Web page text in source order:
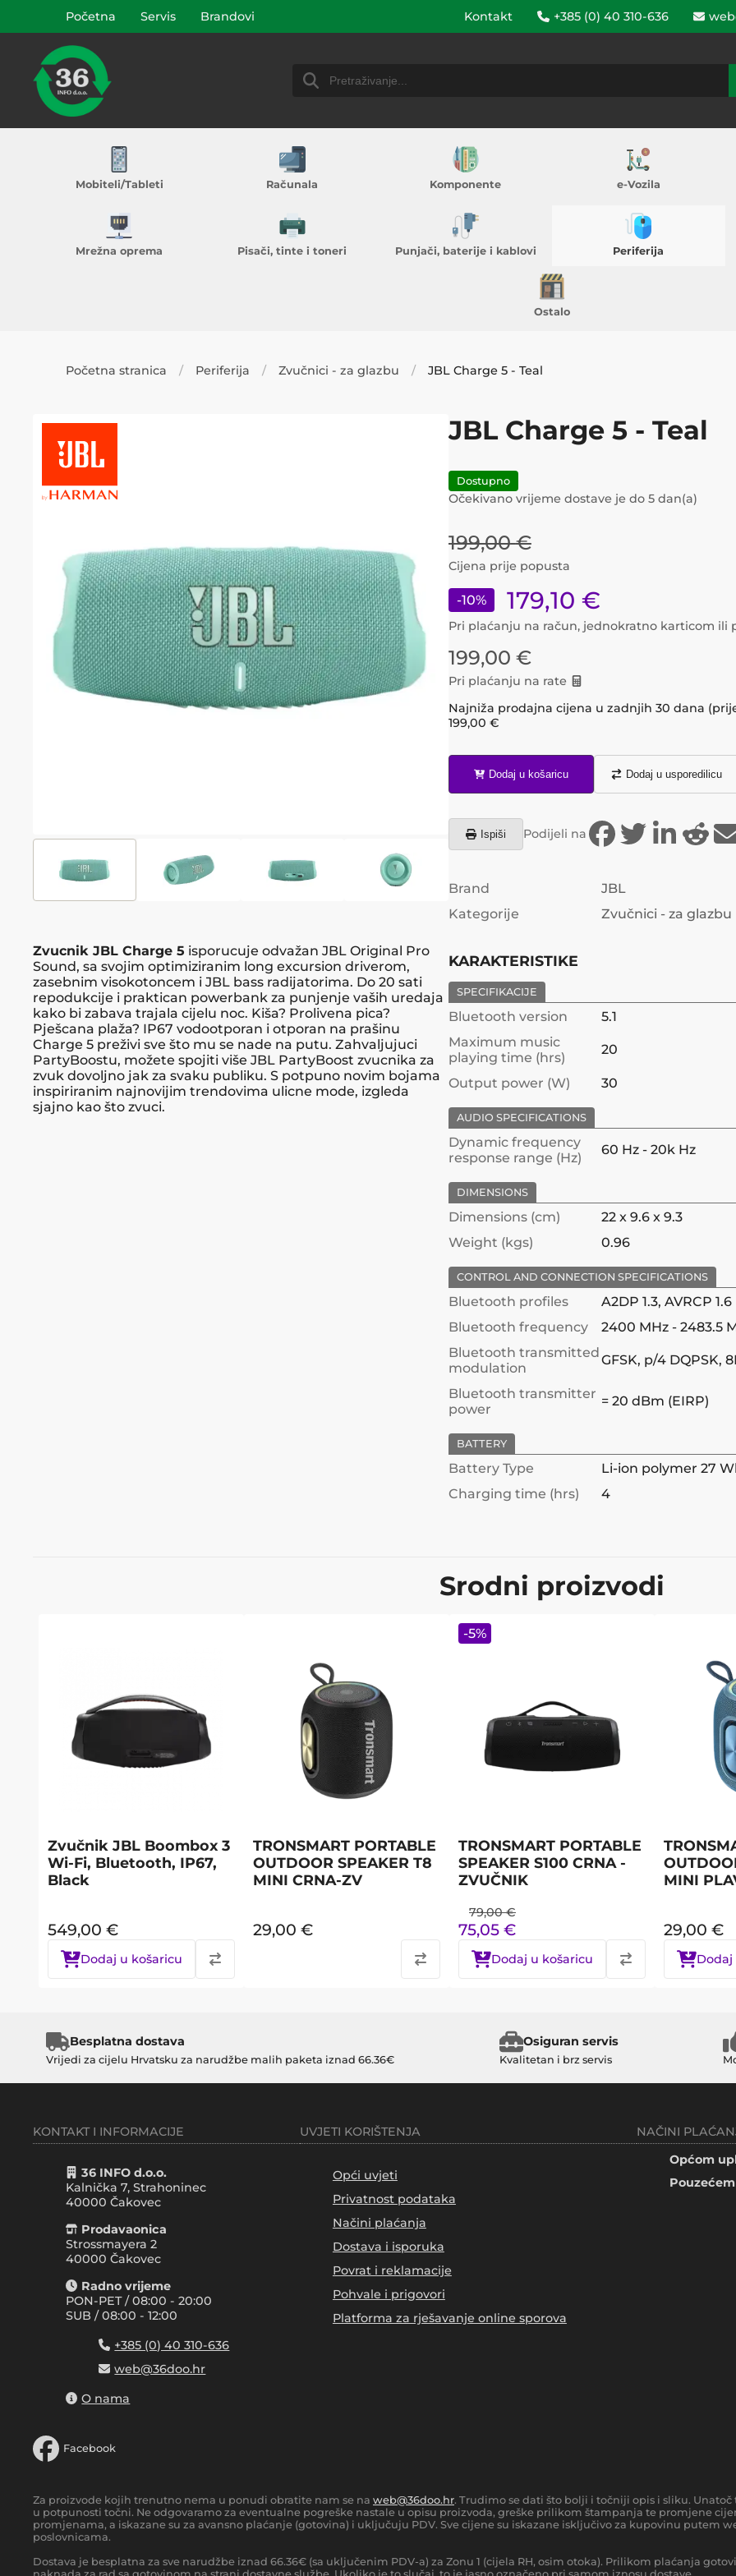
Početna Servis Brandovi Kontakt +385 (0) 40 310-636
Mobiteli/Tableti Računala Komponente e-Vozila
Mrežna oprema Pisači, tinte i toneri Punjači, baterije i kablovi Periferija
Ostalo
Početna stranica Periferija Zvučnici - za glazbu JBL Charge 5 - Teal
Zvucnik JBL Charge 5 isporucuje odvažan JBL Original Pro
Sound, sa svojim optimiziranim long excursion driverom,
zasebnim visokotoncem i JBL bass radijatorima. Do 20 sati
repodukcije i praktican powerbank za punjenje vaših uredaja
kako bi zabava trajala cijelu noc. Kiša? Prolivena pica?
Pješcana plaža? IP67 vodootporan i otporan na prašinu
Charge 5 preživi sve što mu se nade na putu. Zahvaljujuci
PartyBoostu, možete spojiti više JBL PartyBoost zvucnika za
zvuk dovoljno jak za svaku publiku. S potpuno novim bojama
inspiriranim najnovijim trendovima ulicne mode, izgleda
sjajno kao što zvuci.
JBL Charge 5 - Teal
Dostupno
Očekivano vrijeme dostave je do 5dan(a)
199,00 €
Cijena prije popusta
-10% 179,10 €
Pri plaćanju na račun, jednokratno karticom ili
199,00 €
Pri plaćanju na rate
Najniža prodajna cijena u zadnjih 30 dana
199,00 €
Dodaj u košaricu Dodaj u usporedilicu
Ispiši Podijeli na
Brand
JBL
Kategorije
Zvučnici - za glazbu
KARAKTERISTIKE
SPECIFIKACIJE
Bluetooth version
5.1
Maximum music
playing time (hrs)
20
Output power (W) 30
AUDIO SPECIFICATIONS
Dynamic frequency
response range (Hz)
60 Hz - 20k Hz
DIMENSIONS
Dimensions (cm)
22 x 9.6 x 9.3
Weight (kgs)
0.96
CONTROL AND CONNECTION SPECIFICATIONS
Bluetooth profiles
A2DP 1.3, AVRCP 1.6
Bluetooth frequency
2400 MHz - 2483.5
Bluetooth transmitted
modulation
GFSK, p/4 DQPSK,
Bluetooth transmitter
power
= 20 dBm (EIRP)
BATTERY
Battery Type
Li-ion polymer 27
Charging time (hrs)
4
Srodni proizvodi
Zvučnik JBL Boombox 3
Wi-Fi, Bluetooth, IP67,
Black
549,00 €
Dodaj u košaricu
TRONSMART PORTABLE
OUTDOOR SPEAKER T8
MINI CRNA-ZV
29,00 €
TRONSMART PORTABLE
SPEAKER S100 CRNA -
ZVUČNIK
79,00 €
75,05 €
Dodaj u košaricu
-5%
MINI
29,00 €
Dodaj
Besplatna dostava
Vrijedi za cijelu Hrvatsku za narudžbe malih paketa iznad 66.36€
Osiguran servis
Kvalitetan i brz servis
KONTAKT I INFORMACIJE
36 INFO d.o.o.
Kalnička 7, Strahoninec
40000 Čakovec
Prodavaonica
Strossmayera 2
40000 Čakovec
Radno vrijeme
PON-PET / 08:00 - 20:00
SUB / 08:00 - 12:00
+385 (0) 40 310-636
web@36doo.hr
O nama
Facebook
UVJETI KORIŠTENJA
Opći uvjeti
Privatnost podataka
Načini plaćanja
Dostava i isporuka
Povrat i reklamacije
Pohvale i prigovori
Platforma za rješavanje online sporova
NAČINI
Općom
Za proizvode kojih trenutno nema u ponudi obratite nam se na web@36doo.hr. Trudimo se dati što bolji i točniji opis i sliku.
u potpunosti točni. Ne odgovaramo za eventualne pogreške nastale u opisu proizvoda, greške prilikom štampanja te promjene
promjenama, a iskazane su za avansno plaćanje (gotovina) i uključuju PDV. Sve cijene su iskazane isključivo za kupovinu putem
poslovnicama.
Dostava je besplatna za sve narudžbe iznad 66.36€ (sa uključenim PDV-a) za Zonu 1 (cijela RH, osim otoka). Prilikom plaćanja